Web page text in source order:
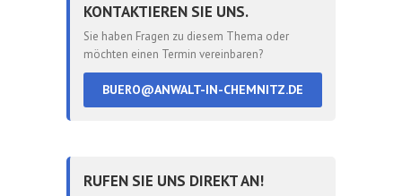
KONTAKTIEREN SIE UNS.
Sie haben Fragen zu diesem Thema oder
möchten einen Termin vereinbaren?
BUERO@ANWALT-IN-CHEMNITZ.DE
RUFEN SIE UNS DIREKT AN!